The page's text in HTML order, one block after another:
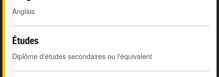
Anglais
Études
Diplôme d'études secondaires ou l'équivalent